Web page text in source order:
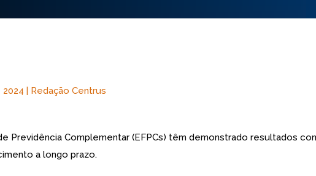
| Redação Centrus
Previdência Complementar (EFPCs) têm demonstrado resultados
a longo prazo.